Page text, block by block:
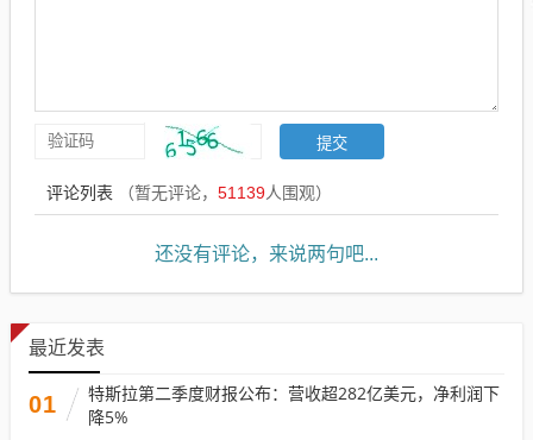
评论列表 （暂无评论， 51139人围观）
还没有评论，来说两句吧...
最近发表
01
特斯拉第二季度财报公布：营收超282亿美元，净利润下
降5%